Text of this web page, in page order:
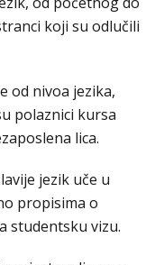
koji su odlučili
od nivoa jezika,
polaznici kursa
lica.
jezik uče u
propisima o
studentsku vizu.